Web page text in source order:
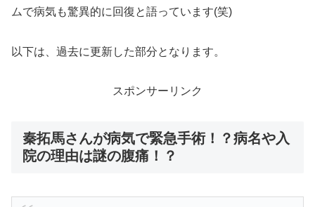
ムで病気も驚異的に回復と語っています(笑)
以下は、過去に更新した部分となります。
スポンサーリンク
秦拓馬さんが病気で緊急手術！？病名や入
院の理由は謎の腹痛！？